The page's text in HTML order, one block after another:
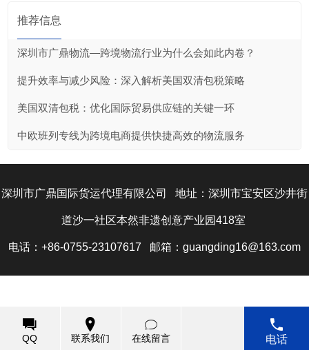
推荐信息
深圳市广鼎物流—跨境物流行业为什么会如此内卷？
提升效率与减少风险：深入解析美国双清包税策略
美国双清包税：优化国际贸易供应链的关键一环
中欧班列专线为跨境电商提供快捷高效的物流服务
深圳市广鼎国际货运代理有限公司 地址：深圳市宝安区沙井街
道沙一社区本然非遗创意产业园418室
电话：+86-0755-23107617 邮箱：guangding16@163.com
Copyright@2014 深圳市广鼎国际货运代理有限公司 版权所有
网站ICP备案号：粤ICP备2023142972号-1
QQ 联系我们 在线留言 电话